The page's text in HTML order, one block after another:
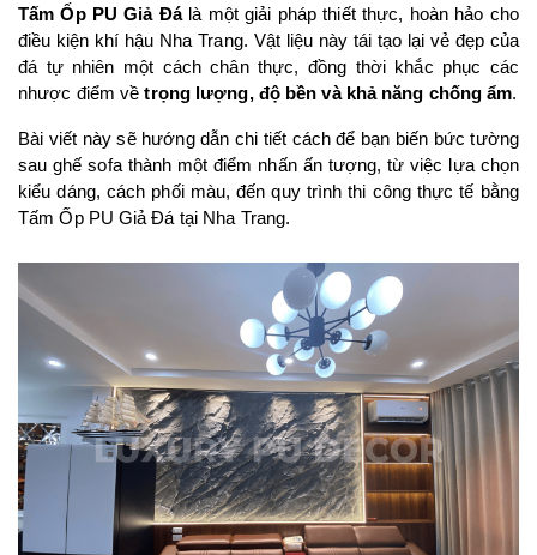
Tấm Ốp PU Giả Đá là một giải pháp thiết thực, hoàn hảo cho
điều kiện khí hậu Nha Trang. Vật liệu này tái tạo lại vẻ đẹp của
đá tự nhiên một cách chân thực, đồng thời khắc phục các
nhược điểm về trọng lượng, độ bền và khả năng chống ẩm.
Bài viết này sẽ hướng dẫn chi tiết cách để bạn biến bức tường
sau ghế sofa thành một điểm nhấn ấn tượng, từ việc lựa chọn
kiểu dáng, cách phối màu, đến quy trình thi công thực tế bằng
Tấm Ốp PU Giả Đá tại Nha Trang.